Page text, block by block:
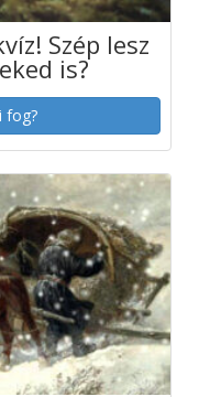
Szép lesz
is?
fog?